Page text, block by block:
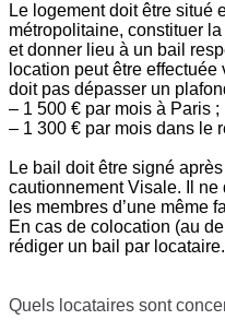
Le logement doit être situé
métropolitaine, constituer
et donner lieu à un bail
location peut être
doit pas dépasser un
– 1 500 € par mois à Paris ;
– 1 300 € par mois dans le
Le bail doit être signé
cautionnement Visale. Il ne
les membres d’une même
En cas de colocation (au
rédiger un bail par locataire.
Quels locataires sont